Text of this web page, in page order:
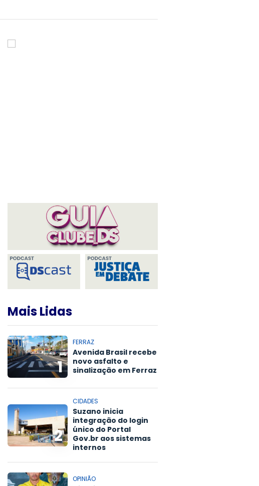
Mais Lidas
1
FERRAZ
Avenida Brasil recebe
novo asfalto e
sinalização em Ferraz
2
CIDADES
Suzano inicia
integração do login
único do Portal
Gov.br aos sistemas
internos
OPINIÃO